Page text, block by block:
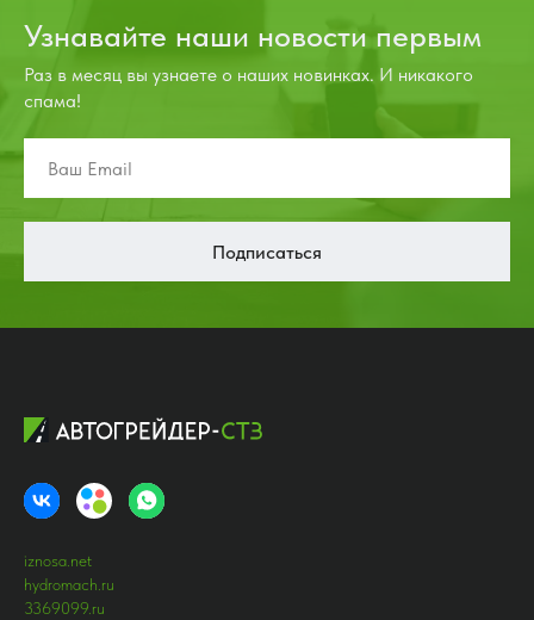
Узнавайте наши новости первым
Раз в месяц вы узнаете о наших новинках. И никакого
спама!
Подписаться
iznosa.net
hydromach.ru
3369099.ru